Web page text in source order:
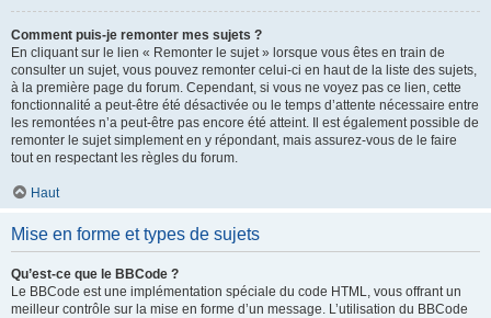
Comment puis-je remonter mes sujets ?
En cliquant sur le lien « Remonter le sujet » lorsque vous êtes en train de
consulter un sujet, vous pouvez remonter celui-ci en haut de la liste des sujets,
à la première page du forum. Cependant, si vous ne voyez pas ce lien, cette
fonctionnalité a peut-être été désactivée ou le temps d’attente nécessaire entre
les remontées n’a peut-être pas encore été atteint. Il est également possible de
remonter le sujet simplement en y répondant, mais assurez-vous de le faire
tout en respectant les règles du forum.
Haut
Mise en forme et types de sujets
Qu’est-ce que le BBCode ?
Le BBCode est une implémentation spéciale du code HTML, vous offrant un
meilleur contrôle sur la mise en forme d’un message. L’utilisation du BBCode